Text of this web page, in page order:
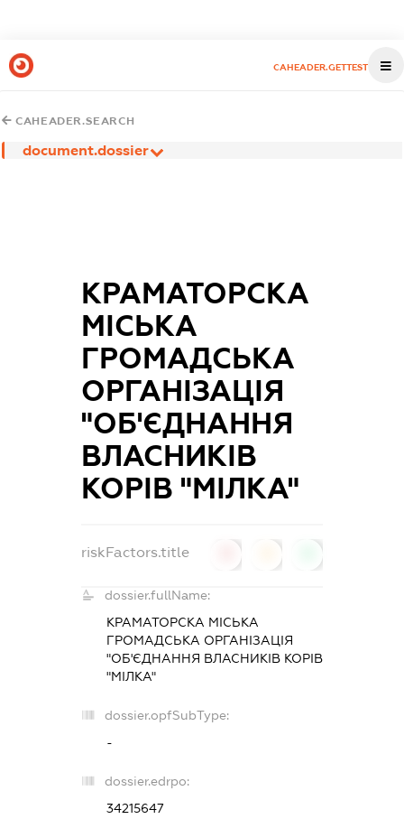
CAHEADER.GETTEST
CAHEADER.SEARCH
document.dossier
КРАМАТОРСКА
МІСЬКА
ГРОМАДСЬКА
ОРГАНІЗАЦІЯ
"ОБ'ЄДНАННЯ
ВЛАСНИКІВ
КОРІВ "МІЛКА"
riskFactors.title
dossier.fullName:
КРАМАТОРСКА МІСЬКА
ГРОМАДСЬКА ОРГАНІЗАЦІЯ
"ОБ'ЄДНАННЯ ВЛАСНИКІВ КОРІВ
"МІЛКА"
dossier.opfSubType:
-
dossier.edrpo:
34215647